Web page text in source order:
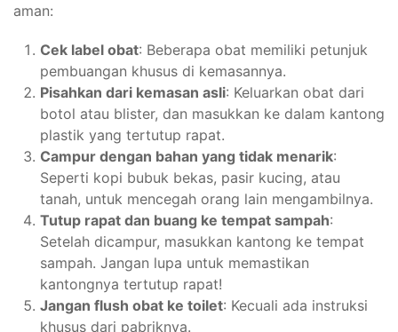
aman:
Cek label obat: Beberapa obat memiliki petunjuk
pembuangan khusus di kemasannya.
Pisahkan dari kemasan asli: Keluarkan obat dari
botol atau blister, dan masukkan ke dalam kantong
plastik yang tertutup rapat.
Campur dengan bahan yang tidak menarik:
Seperti kopi bubuk bekas, pasir kucing, atau
tanah, untuk mencegah orang lain mengambilnya.
Tutup rapat dan buang ke tempat sampah:
Setelah dicampur, masukkan kantong ke tempat
sampah. Jangan lupa untuk memastikan
kantongnya tertutup rapat!
Jangan flush obat ke toilet: Kecuali ada instruksi
khusus dari pabriknya.